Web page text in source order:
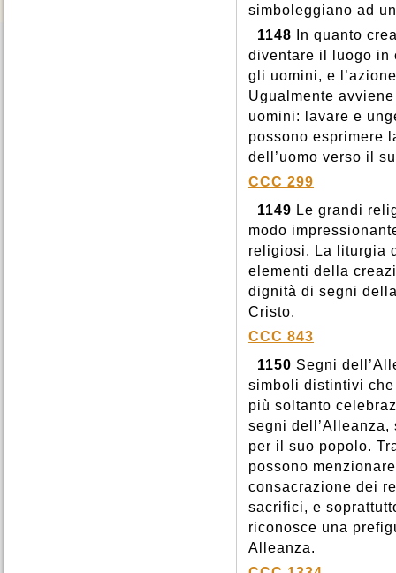
simboleggiano ad
1148 In quanto
diventare il luogo in
gli uomini, e
Ugualmente
uomini: lavare e
possono esprimere
dell’uomo verso il
CCC 299
1149 Le grandi
modo
religiosi. La liturgia
elementi della
dignità di segni
Cristo.
CCC 843
1150 Segni
simboli distintivi
più soltanto
segni
per il suo popolo.
possono
consacrazione dei
sacrifici, e
riconosce una
Alleanza.